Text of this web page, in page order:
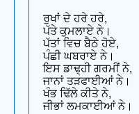
ਰੁਖਾਂ ਦੇ ਹਰੇ ਹਰੇ,
ਪੱਤੇ ਕੁਮਲਾਏ ਨੇ।
ਪੱਤਾਂ ਵਿਚ ਬੈਠੇ ਹੋਏ,
ਪੰਛੀ ਘਬਰਾਏ ਨੇ।
ਇਸ ਡਾਢ੍ਹੀ ਗਰਮੀਂ ਨੇ,
ਜਾਨਾਂ ਤੜਫਾਈਆਂ ਨੇ।
ਖੰਭ ਢਿੱਲੇ ਕੀਤੇ ਨੇ,
ਜੀਭਾਂ ਲਮਕਾਈਆਂ ਨੇ।